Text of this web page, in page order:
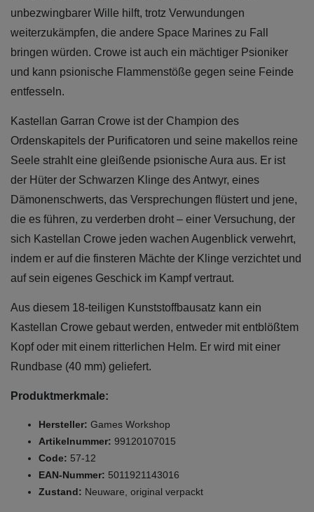
unbezwingbarer Wille hilft, trotz Verwundungen
weiterzukämpfen, die andere Space Marines zu Fall
bringen würden. Crowe ist auch ein mächtiger Psioniker
und kann psionische Flammenstöße gegen seine Feinde
entfesseln.
Kastellan Garran Crowe ist der Champion des
Ordenskapitels der Purificatoren und seine makellos reine
Seele strahlt eine gleißende psionische Aura aus. Er ist
der Hüter der Schwarzen Klinge des Antwyr, eines
Dämonenschwerts, das Versprechungen flüstert und jene,
die es führen, zu verderben droht – einer Versuchung, der
sich Kastellan Crowe jeden wachen Augenblick verwehrt,
indem er auf die finsteren Mächte der Klinge verzichtet und
auf sein eigenes Geschick im Kampf vertraut.
Aus diesem 18-teiligen Kunststoffbausatz kann ein
Kastellan Crowe gebaut werden, entweder mit entblößtem
Kopf oder mit einem ritterlichen Helm. Er wird mit einer
Rundbase (40 mm) geliefert.
Produktmerkmale:
Hersteller: Games Workshop
Artikelnummer: 99120107015
Code: 57-12
EAN-Nummer: 5011921143016
Zustand: Neuware, original verpackt